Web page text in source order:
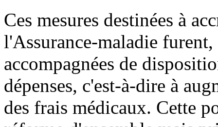
Ces mesures destinées à
l'Assurance-maladie
accompagnées de
dépenses, c'est-à-dire à
des frais médicaux. Cette